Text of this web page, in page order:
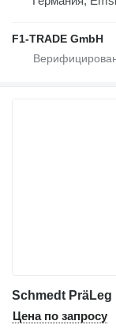
F1-TRADE GmbH
Schmedt PräLeg
Цена по запросу